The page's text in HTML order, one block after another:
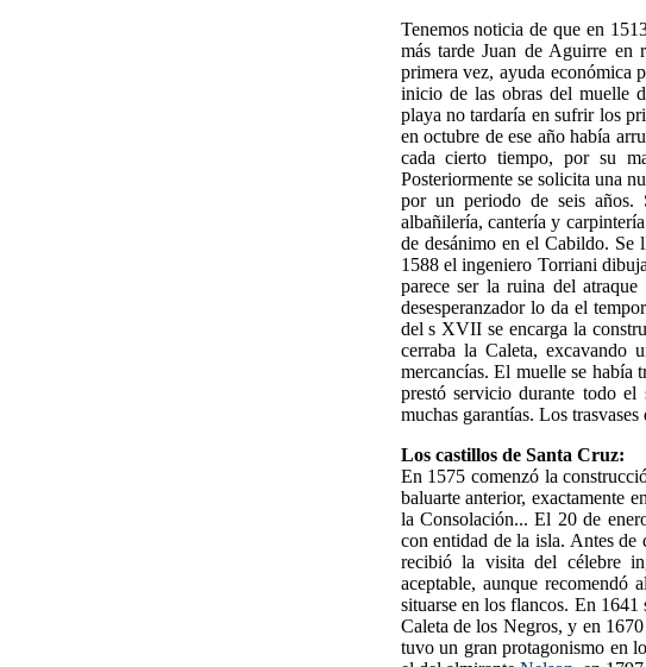
Tenemos noticia de que en
más tarde Juan de Aguirre en
primera vez, ayuda económica
inicio de las obras del muelle
playa no tardaría en sufrir los
en octubre de ese año había
cada cierto tiempo, por su
Posteriormente se solicita una
por un periodo de seis años.
albañilería, cantería y
de desánimo en el Cabildo. Se
1588 el ingeniero Torriani
parece ser la ruina del
desesperanzador lo da el
del s XVII se encarga la
cerraba la Caleta, excavando
mercancías. El muelle se había
prestó servicio durante todo
muchas garantías. Los
Los castillos de Santa Cruz:
En 1575 comenzó la
baluarte anterior, exactamente
la Consolación... El 20 de
con entidad de la isla. Antes
recibió la visita del célebre
aceptable, aunque recomendó
situarse en los flancos. En
Caleta de los Negros, y en
tuvo un gran protagonismo en